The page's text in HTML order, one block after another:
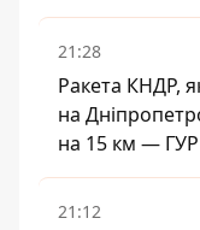
21:28
Ракета КНДР,
на
на 15 км — ГУР
21:12